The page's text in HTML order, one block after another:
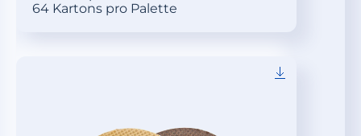
64 Kartons pro Palette